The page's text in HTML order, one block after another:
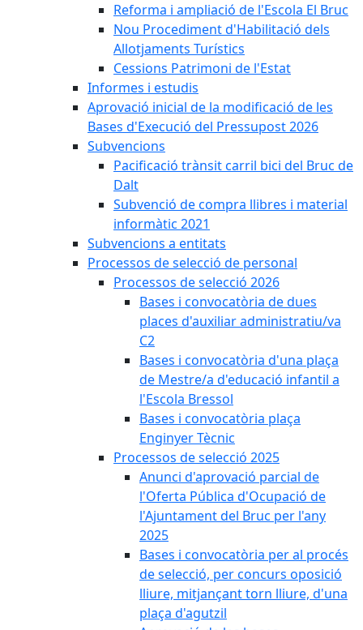
Reforma i ampliació de l'Escola El Bruc
Nou Procediment d'Habilitació dels
Allotjaments Turístics
Cessions Patrimoni de l'Estat
Informes i estudis
Aprovació inicial de la modificació de les
Bases d'Execució del Pressupost 2026
Subvencions
Pacificació trànsit carril bici del Bruc de
Dalt
Subvenció de compra llibres i material
informàtic 2021
Subvencions a entitats
Processos de selecció de personal
Processos de selecció 2026
Bases i convocatòria de dues
places d'auxiliar administratiu/va
C2
Bases i convocatòria d'una plaça
de Mestre/a d'educació infantil a
l'Escola Bressol
Bases i convocatòria plaça
Enginyer Tècnic
Processos de selecció 2025
Anunci d'aprovació parcial de
l'Oferta Pública d'Ocupació de
l'Ajuntament del Bruc per l'any
2025
Bases i convocatòria per al procés
de selecció, per concurs oposició
lliure, mitjançant torn lliure, d'una
plaça d'agutzil